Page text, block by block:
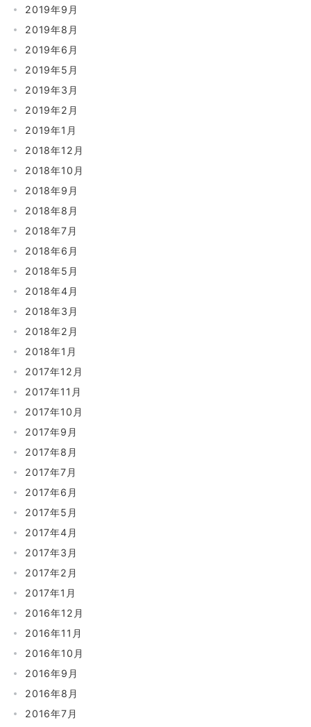
2019年9月
2019年8月
2019年6月
2019年5月
2019年3月
2019年2月
2019年1月
2018年12月
2018年10月
2018年9月
2018年8月
2018年7月
2018年6月
2018年5月
2018年4月
2018年3月
2018年2月
2018年1月
2017年12月
2017年11月
2017年10月
2017年9月
2017年8月
2017年7月
2017年6月
2017年5月
2017年4月
2017年3月
2017年2月
2017年1月
2016年12月
2016年11月
2016年10月
2016年9月
2016年8月
2016年7月